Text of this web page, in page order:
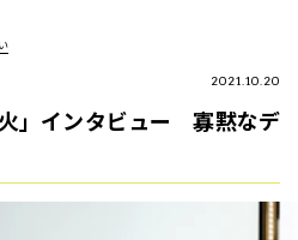
2021.10.20
」インタビュー 寡黙なデ